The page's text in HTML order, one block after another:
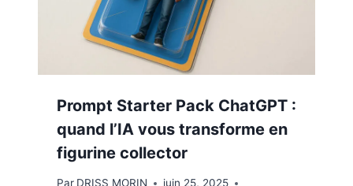
Prompt Starter Pack ChatGPT :
quand l’IA vous transforme en
figurine collector
Par DRISS MORIN
juin 25, 2025